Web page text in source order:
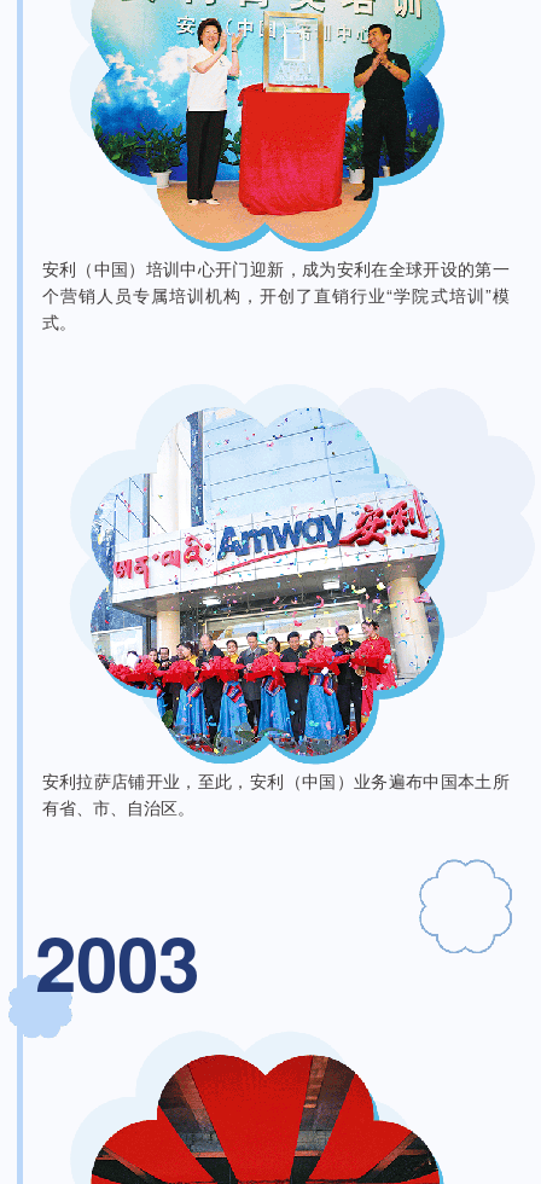
安利（中国）培训中心开门迎新，成为安利在全球开设的第一
个营销人员专属培训机构，开创了直销行业“学院式培训”模
式。
安利拉萨店铺开业，至此，安利（中国）业务遍布中国本土所
有省、市、自治区。
2003